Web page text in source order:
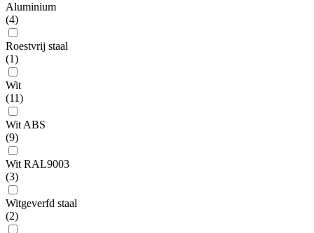
Aluminium
(4)
Roestvrij staal
(1)
Wit
(11)
Wit ABS
(9)
Wit RAL9003
(3)
Witgeverfd staal
(2)